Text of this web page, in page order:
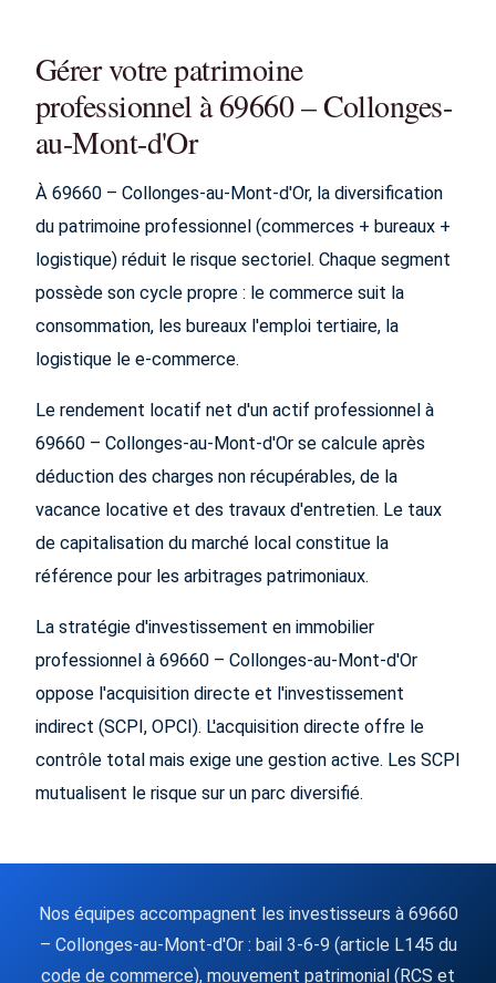
Gérer votre patrimoine
professionnel à 69660 – Collonges-
au-Mont-d'Or
À 69660 – Collonges-au-Mont-d'Or, la diversification
du patrimoine professionnel (commerces + bureaux +
logistique) réduit le risque sectoriel. Chaque segment
possède son cycle propre : le commerce suit la
consommation, les bureaux l'emploi tertiaire, la
logistique le e-commerce.
Le rendement locatif net d'un actif professionnel à
69660 – Collonges-au-Mont-d'Or se calcule après
déduction des charges non récupérables, de la
vacance locative et des travaux d'entretien. Le taux
de capitalisation du marché local constitue la
référence pour les arbitrages patrimoniaux.
La stratégie d'investissement en immobilier
professionnel à 69660 – Collonges-au-Mont-d'Or
oppose l'acquisition directe et l'investissement
indirect (SCPI, OPCI). L'acquisition directe offre le
contrôle total mais exige une gestion active. Les SCPI
mutualisent le risque sur un parc diversifié.
Nos équipes accompagnent les investisseurs à 69660
– Collonges-au-Mont-d'Or : bail 3-6-9 (article L145 du
code de commerce), mouvement patrimonial (RCS et